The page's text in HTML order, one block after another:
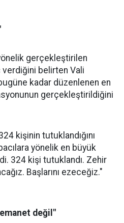
gerçekleştirilen
verdiğini belirten Vali
kadar düzenlenen en
gerçekleştirildiğini
kişinin tutuklandığını
yönelik en büyük
324 kişi tutuklandı. Zehir
Başlarını ezeceğiz."
değil"